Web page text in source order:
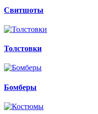
Свитшоты
Толстовки
Бомберы